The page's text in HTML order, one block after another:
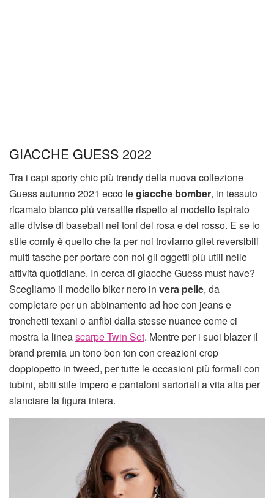
GIACCHE GUESS 2022
Tra i capi sporty chic più trendy della nuova collezione
Guess autunno 2021 ecco legiacche bomber, in tessuto
ricamato bianco più versatile rispetto al modello ispirato
alle divise di baseball nei toni del rosa e del rosso. E se lo
stile comfy è quello che fa per noi troviamo gilet reversibili
multi tasche per portare con noi gli oggetti più utili nelle
attività quotidiane. In cerca di giacche Guess must have?
Scegliamo il modello biker nero in vera pelle, da
completare per un abbinamento ad hoc con jeans e
tronchetti texani o anfibi dalla stesse nuance come ci
mostra la lineascarpe Twin Set. Mentre per i suoi blazer il
brand premia un tono bon ton con creazioni crop
doppiopetto in tweed, per tutte le occasioni più formali con
tubini, abiti stile impero e pantaloni sartoriali a vita alta per
slanciare la figura intera.